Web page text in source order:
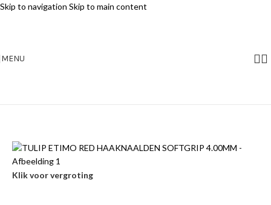
Skip to navigation Skip to main content
MENU
Klik voor vergroting